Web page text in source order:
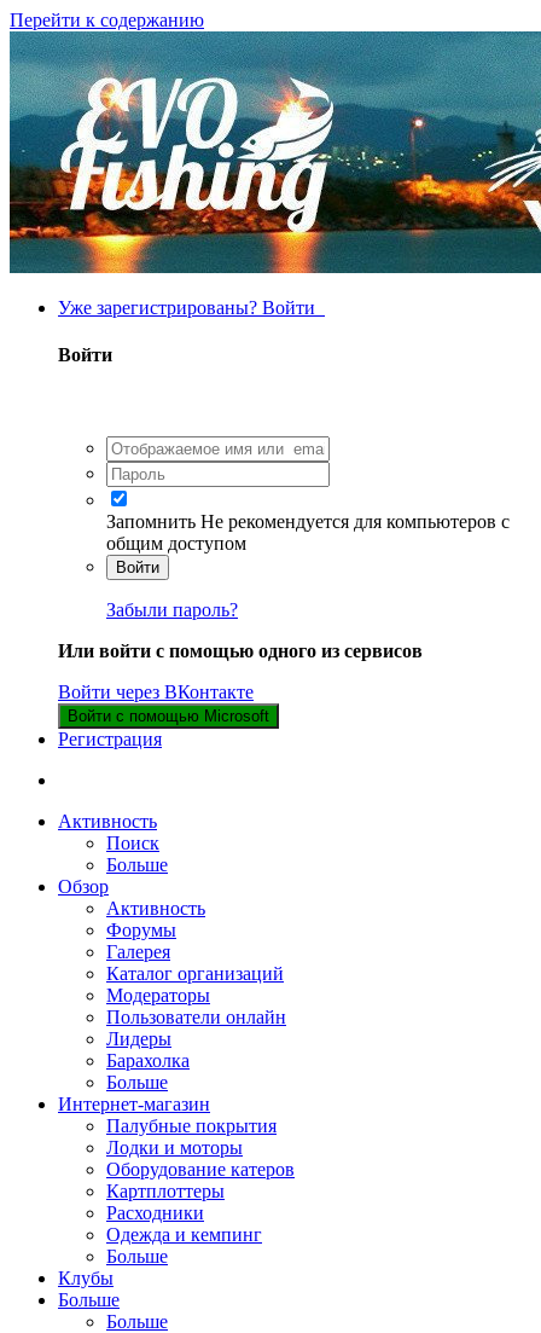
Перейти к содержанию
Уже зарегистрированы? Войти
Войти
Запомнить Не рекомендуется для компьютеров с
общим доступом
Войти
Забыли пароль?
Или войти с помощью одного из сервисов
Войти через ВКонтакте
Войти с помощью Microsoft
Регистрация
Активность
Поиск
Больше
Обзор
Активность
Форумы
Галерея
Каталог организаций
Модераторы
Пользователи онлайн
Лидеры
Барахолка
Больше
Интернет-магазин
Палубные покрытия
Лодки и моторы
Оборудование катеров
Картплоттеры
Расходники
Одежда и кемпинг
Больше
Клубы
Больше
Больше